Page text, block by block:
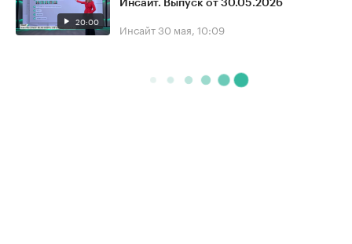
20:00
Инсайт. Выпуск от 30.05.2026
Инсайт30 мая, 10:09